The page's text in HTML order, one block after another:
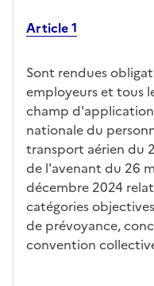
Article 1
Sont rendues
employeurs et tous
champ
nationale du
transport aérien du
de l'avenant du 26
décembre 2024
catégories
de prévoyance,
convention